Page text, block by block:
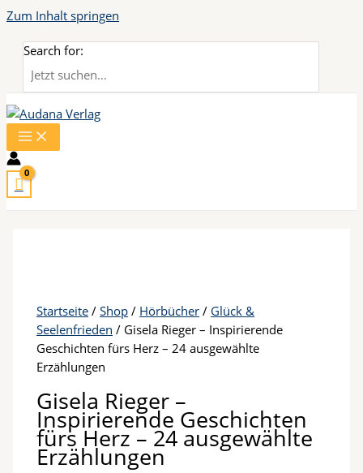
Zum Inhalt springen
Search for:
Startseite /Shop / Hörbücher / Glück &
Seelenfrieden / Gisela Rieger – Inspirierende
Geschichten fürs Herz – 24 ausgewählte
Erzählungen
Gisela Rieger –
Inspirierende Geschichten
fürs Herz – 24 ausgewählte
Erzählungen